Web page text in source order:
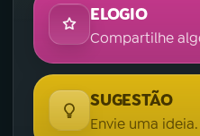
ELOGIO
Compartilhe
SUGESTÃO
Envie uma ideia.